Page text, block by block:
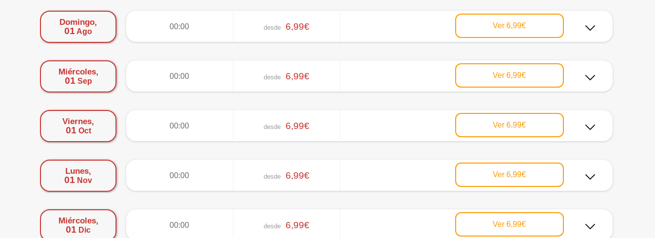
Domingo,
01 Ago
00:00 desde 6,99€ Ver6,99€
Miércoles,
01 Sep
00:00 desde 6,99€ Ver6,99€
Viernes,
01 Oct
00:00 desde 6,99€ Ver6,99€
Lunes,
01 Nov
00:00 desde 6,99€ Ver6,99€
Miércoles,
01 Dic
00:00 desde 6,99€ Ver6,99€